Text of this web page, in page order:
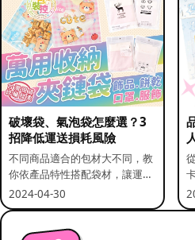
破壞袋、氣泡袋怎麼選？3
招降低運送損耗風險
不同商品適合的包材大不同，教
你依產品特性搭配袋材，讓運送
更安全。
2024-04-30